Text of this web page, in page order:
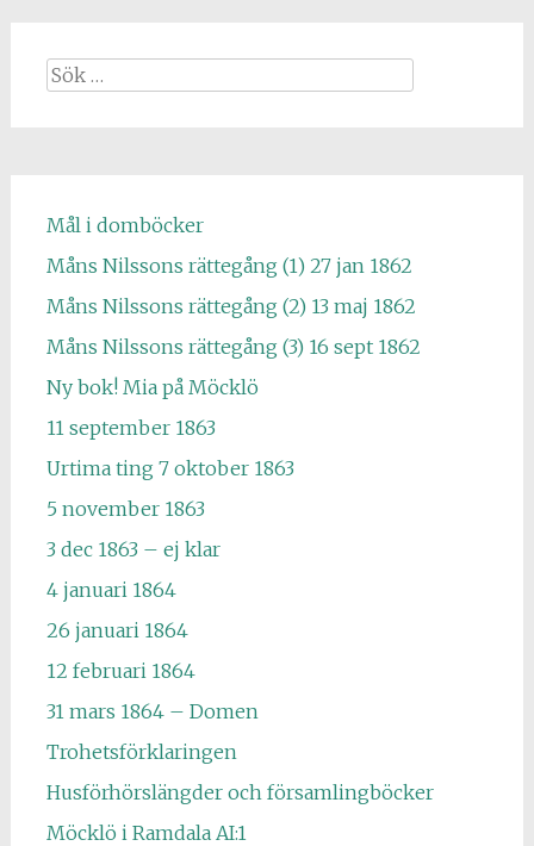
Sök
efter:
Mål i domböcker
Måns Nilssons rättegång (1) 27 jan 1862
Måns Nilssons rättegång (2) 13 maj 1862
Måns Nilssons rättegång (3) 16 sept 1862
Ny bok! Mia på Möcklö
11 september 1863
Urtima ting 7 oktober 1863
5 november 1863
3 dec 1863 – ej klar
4 januari 1864
26 januari 1864
12 februari 1864
31 mars 1864 – Domen
Trohetsförklaringen
Husförhörslängder och församlingböcker
Möcklö i Ramdala AI:1